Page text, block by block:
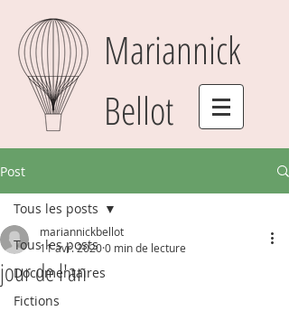
Mariannick
Bellot
Post
Tous les posts
Documentaires
Fictions
Tous les posts
jour de l'an
mariannickbellot
11 avr. 20200 min de lecture